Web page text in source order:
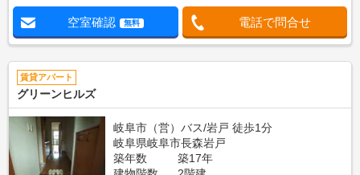
空室確認 無料 電話で問合せ
賃貸アパート
グリーンヒルズ
岐阜市（営）バス/岩戸 徒歩1分
岐阜県岐阜市長森岩戸
築年数
築17年